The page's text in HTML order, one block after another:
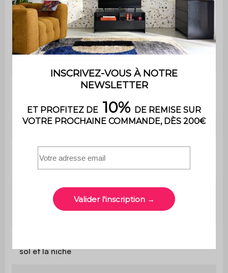
Avec tiroir Non
Dimensions (hors
L 40 x P 40 x H 50 cm
Dimensions niche L 33,5 x P 40 x H 9 cm
Dimensions
étagère
L 33,5 x P 40 x H 33,5 cm
Hauteur entre le
sol et l'étagère du
9 cm
sol et la niche